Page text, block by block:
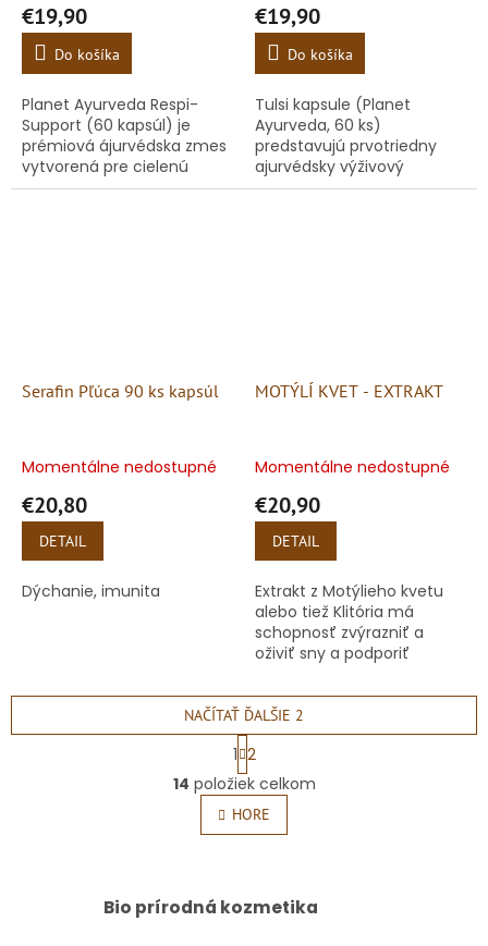
€19,90
Do košíka
Planet Ayurveda Respi-
Support (60 kapsúl) je
prémiová ájurvédska zmes
vytvorená pre cielenú
ochranu, prečistenie a
€19,90
Do košíka
Tulsi kapsule (Planet
Ayurveda, 60 ks)
predstavujú prvotriedny
ajurvédsky výživový
doplnok zameraný na
Serafin Pľúca 90 ks kapsúl
Momentálne nedostupné
€20,80
DETAIL
Dýchanie, imunita
MOTÝLÍ KVET - EXTRAKT
Momentálne nedostupné
€20,90
DETAIL
Extrakt z Motýlieho kvetu
alebo tiež Klitória má
schopnosť zvýrazniť a
oživiť sny a podporiť
O
v
l
á
c
i
NAČÍTAŤ ĎALŠIE 2
S
t
r
á
n
k
n
1 2
14 položiek celkom
HORE
Bio prírodná kozmetika